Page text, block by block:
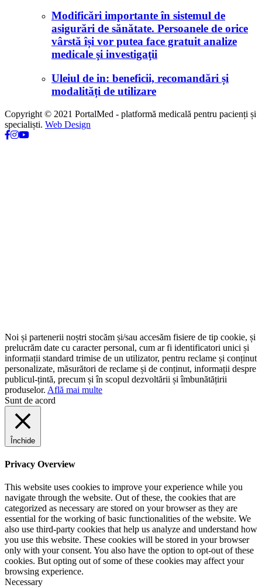
Modificări importante în sistemul de
asigurări de sănătate. Persoanele de orice
vârstă își vor putea face gratuit analize
medicale şi investigaţii
Uleiul de in: beneficii, recomandări și
modalități de utilizare
Copyright © 2021 PortalMed - platformă medicală pentru pacienți și
specialiști. Web Design
Noi și partenerii noștri stocăm și/sau accesăm fisiere de tip cookie, și
prelucrăm date cu caracter personal, cum ar fi identificatori unici și
informații standard trimise de un utilizator, pentru reclame și conținut
personalizate, măsurători de reclame și de conținut, informații despre
publicul-țintă, precum și în scopul dezvoltării și îmbunătățirii
produselor. Află mai multe
Sunt de acord
Închide
Privacy Overview
This website uses cookies to improve your experience while you
navigate through the website. Out of these, the cookies that are
categorized as necessary are stored on your browser as they are
essential for the working of basic functionalities of the website. We
also use third-party cookies that help us analyze and understand how
you use this website. These cookies will be stored in your browser
only with your consent. You also have the option to opt-out of these
cookies. But opting out of some of these cookies may affect your
browsing experience.
Necessary